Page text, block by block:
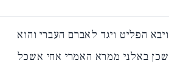
ויבא הפליט ויגד לאברם העברי והוא
שכן באלני ממרא האמרי אחי אשכל